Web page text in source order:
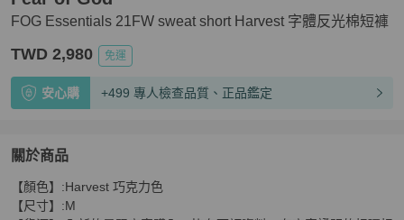
FOG Essentials 21FW sweat short Harvest 字體反光棉短褲
TWD 2,980 免運
安心購 +499 專人檢查品質、正品鑑定
關於商品
關於FOG Essentials 21FW sweat short Harvest 字體反光棉
【顏色】:Harvest 巧克力色
【尺寸】:M